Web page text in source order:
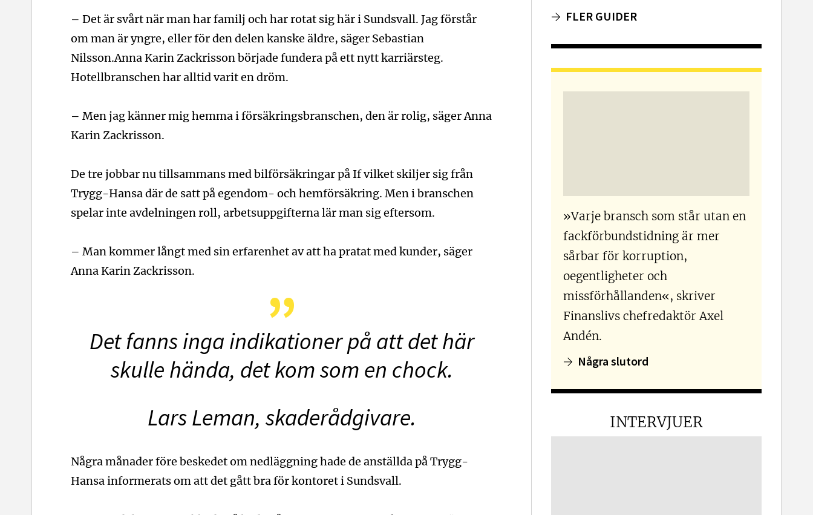
– Det är svårt när man har familj och har rotat sig här i Sundsvall. Jag förstår
om man är yngre, eller för den delen kanske äldre, säger Sebastian
Nilsson.Anna Karin Zackrisson började fundera på ett nytt karriärsteg.
Hotellbranschen har alltid varit en dröm.
– Men jag känner mig hemma i försäkringsbranschen, den är rolig, säger Anna
Karin Zackrisson.
De tre jobbar nu tillsammans med bilförsäkringar på If vilket skiljer sig från
Trygg-Hansa där de satt på egendom- och hemförsäkring. Men i branschen
spelar inte avdelningen roll, arbetsuppgifterna lär man sig eftersom.
– Man kommer långt med sin erfarenhet av att ha pratat med kunder, säger
Anna Karin Zackrisson.
Det fanns inga indikationer på att det här
skulle hända, det kom som en chock.
Lars Leman, skaderådgivare.
Några månader före beskedet om nedläggning hade de anställda på Trygg-
Hansa informerats om att det gått bra för kontoret i Sundsvall.
FLER GUIDER
»Varje bransch som står utan en
fackförbundstidning är mer
sårbar för korruption,
oegentligheter och
missförhållanden«, skriver
Finanslivs chefredaktör Axel
Andén.
Några slutord
INTERVJUER